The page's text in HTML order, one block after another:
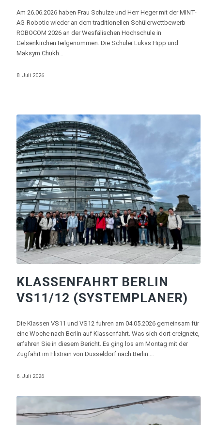
Am 26.06.2026 haben Frau Schulze und Herr Heger mit der MINT-
AG-Robotic wieder an dem traditionellen Schülerwettbewerb
ROBOCOM 2026 an der Wesfälischen Hochschule in
Gelsenkirchen teilgenommen. Die Schüler Lukas Hipp und
Maksym Chukh…
8. Juli 2026
KLASSENFAHRT BERLIN
VS11/12 (SYSTEMPLANER)
Die Klassen VS11 und VS12 fuhren am 04.05.2026 gemeinsam für
eine Woche nach Berlin auf Klassenfahrt. Was sich dort ereignete,
erfahren Sie in diesem Bericht. Es ging los am Montag mit der
Zugfahrt im Flixtrain von Düsseldorf nach Berlin.…
6. Juli 2026